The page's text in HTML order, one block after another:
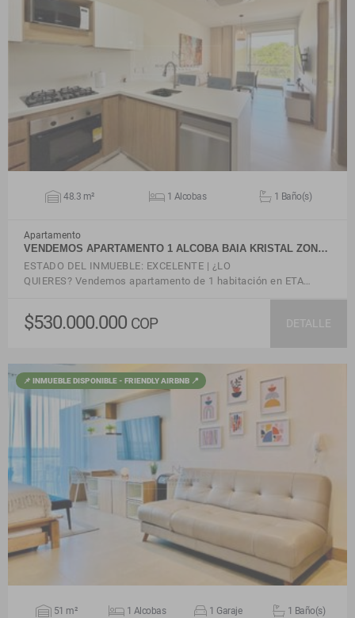
VER DETALLES
48.3 m² 1 Alcobas 1 Baño(s)
Apartamento
VENDEMOS APARTAMENTO 1 ALCOBA BAIA KRISTAL ZON…
ESTADO DEL INMUEBLE: EXCELENTE | ¿LO
QUIERES? Vendemos apartamento de 1 habitación en ETA…
$530.000.000 COP DETALLE
📌 INMUEBLE DISPONIBLE - FRIENDLY AIRBNB 📍
VER DETALLES
51 m² 1 Alcobas 1 Garaje 1 Baño(s)